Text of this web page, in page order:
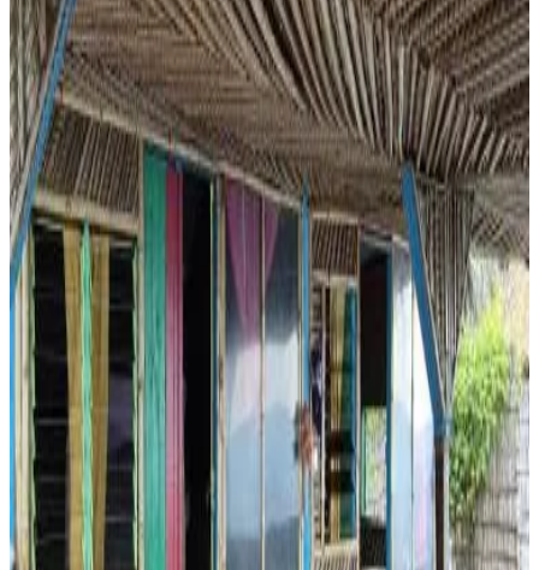
Kitchenette
Plus
Accessibilité
Logement situé entièrement au rez-de-chaussée
Le Dhow
Moroni
8.2